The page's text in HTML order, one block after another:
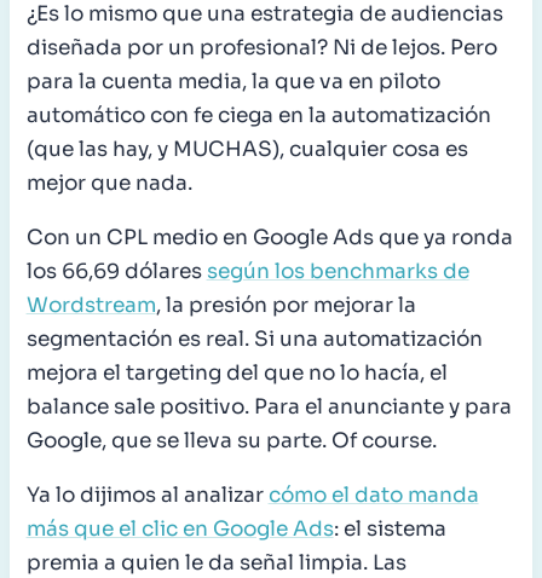
¿Es lo mismo que una estrategia de audiencias
diseñada por un profesional? Ni de lejos. Pero
para la cuenta media, la que va en piloto
automático con fe ciega en la automatización
(que las hay, y MUCHAS), cualquier cosa es
mejor que nada.
Con un CPL medio en Google Ads que ya ronda
los 66,69 dólares según los benchmarks de
Wordstream, la presión por mejorar la
segmentación es real. Si una automatización
mejora el targeting del que no lo hacía, el
balance sale positivo. Para el anunciante y para
Google, que se lleva su parte. Of course.
Ya lo dijimos al analizar cómo el dato manda
más que el clic en Google Ads: el sistema
premia a quien le da señal limpia. Las